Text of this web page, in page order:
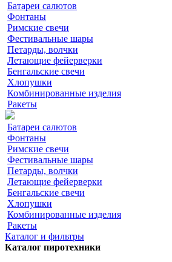
Батареи салютов
Фонтаны
Римские свечи
Фестивальные шары
Петарды, волчки
Летающие фейерверки
Бенгальские свечи
Хлопушки
Комбинированные изделия
Ракеты
Батареи салютов
Фонтаны
Римские свечи
Фестивальные шары
Петарды, волчки
Летающие фейерверки
Бенгальские свечи
Хлопушки
Комбинированные изделия
Ракеты
Каталог и фильтры
Каталог пиротехники